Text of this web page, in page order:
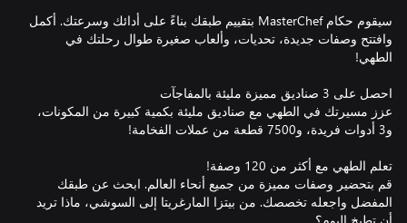
سيقوم حكام MasterChef بتقييم طبقك بناءً على أدائك وسرعتك. أكمل
وافتتح وصفات جديدة، تحديات، وألعاب صغيرة طوال رحلتك في
عزز مسيرتك في الطهي مع صناديق مليئة بكمية كبيرة من المكونات،
قم بتحضير وصفات مميزة من جميع أنحاء العالم. ابحث عن طبقك
المفضل واجعله تخصصك. من بيتزا المارغريتا إلى السوشي، ماذا تريد